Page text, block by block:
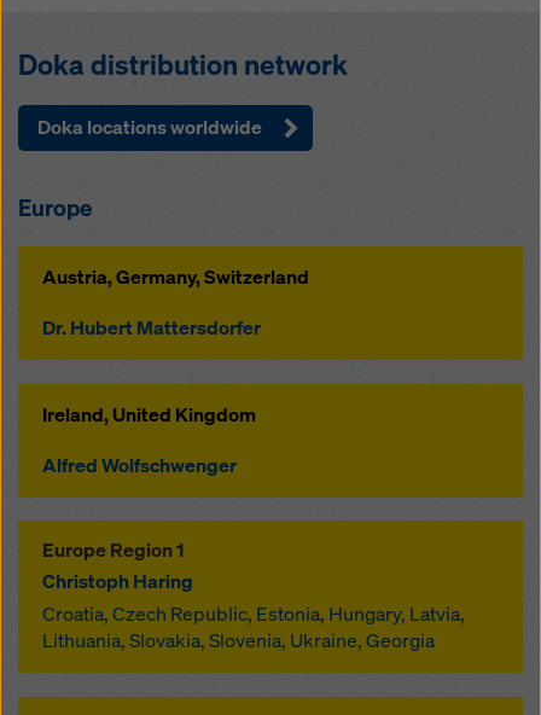
Doka distribution network
Doka locations worldwide
Europe
Austria, Germany, Switzerland
Dr. Hubert Mattersdorfer
Ireland, United Kingdom
Alfred Wolfschwenger
Europe Region 1
Christoph Haring
Croatia, Czech Republic, Estonia, Hungary, Latvia,
Lithuania, Slovakia, Slovenia, Ukraine, Georgia